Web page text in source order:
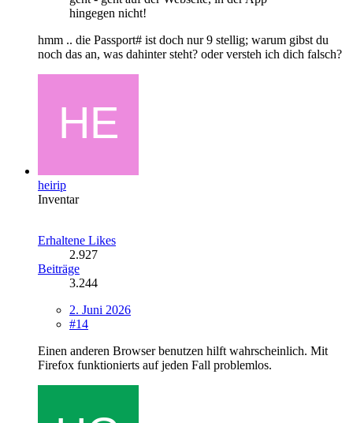
hingegen nicht!
hmm .. die Passport# ist doch nur 9 stellig; warum gibst du
noch das an, was dahinter steht? oder versteh ich dich falsch?
heirip
Inventar
Erhaltene Likes
2.927
Beiträge
3.244
2. Juni 2026
#14
Einen anderen Browser benutzen hilft wahrscheinlich. Mit
Firefox funktionierts auf jeden Fall problemlos.